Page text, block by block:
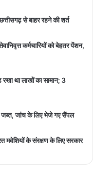
से बाहर रहने की शर्त
कर्मचारियों को बेहतर पेंशन,
रखा था लाखों का सामान; 3
जब्त, जांच के लिए भेजे गए सैंपल
मवेशियों के संरक्षण के लिए सरकार